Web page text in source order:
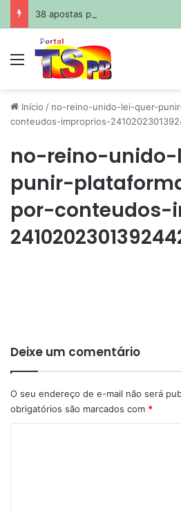
38 apostas paraibanas acertam a
Menu
Início / no-reino-unido-lei-quer-
conteudos-improprios-
no-reino-
punir-
por-conteudos-
Deixe um comentário
O seu endereço de e-mail não será
obrigatórios são marcados com *